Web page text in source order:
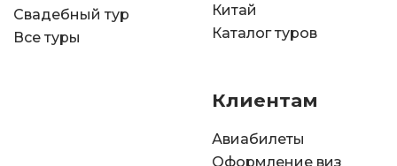
Свадебный тур
Все туры
Китай
Каталог туров
Клиентам
Авиабилеты
Оформление виз